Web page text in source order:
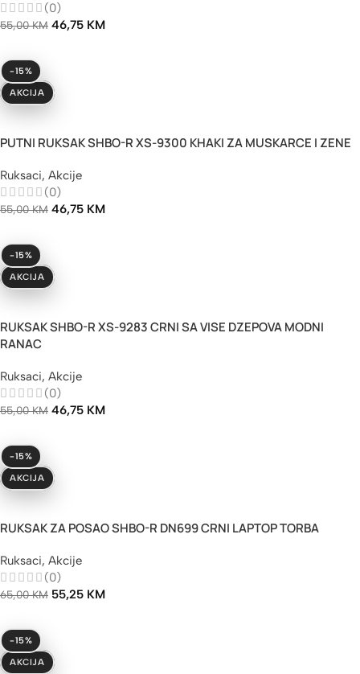
(0)
55,00KM 46,75 KM
-15%
AKCIJA
PUTNI RUKSAK SHBO-R XS-9300 KHAKI ZA MUSKARCE I ZENE
Ruksaci, Akcije
(0)
55,00KM 46,75 KM
-15%
AKCIJA
RUKSAK SHBO-R XS-9283 CRNI SA VISE DZEPOVA MODNI
RANAC
Ruksaci, Akcije
(0)
55,00KM 46,75 KM
-15%
AKCIJA
RUKSAK ZA POSAO SHBO-R DN699 CRNI LAPTOP TORBA
Ruksaci, Akcije
(0)
65,00KM 55,25 KM
-15%
AKCIJA